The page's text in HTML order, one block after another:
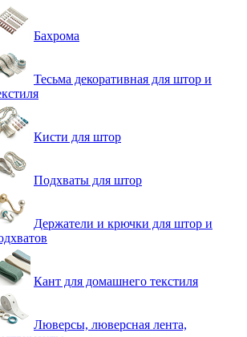
Бахрома
Тесьма декоративная для штор и
Кисти для штор
Подхваты для штор
Держатели и крючки для штор и
Кант для домашнего текстиля
Люверсы, люверсная лента,